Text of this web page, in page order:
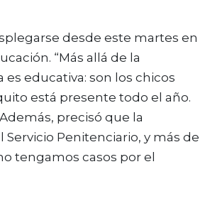
desde este martes en
“Más allá de la
educativa: son los chicos
está presente todo el año.
precisó que la
Penitenciario, y más de
tengamos casos por el